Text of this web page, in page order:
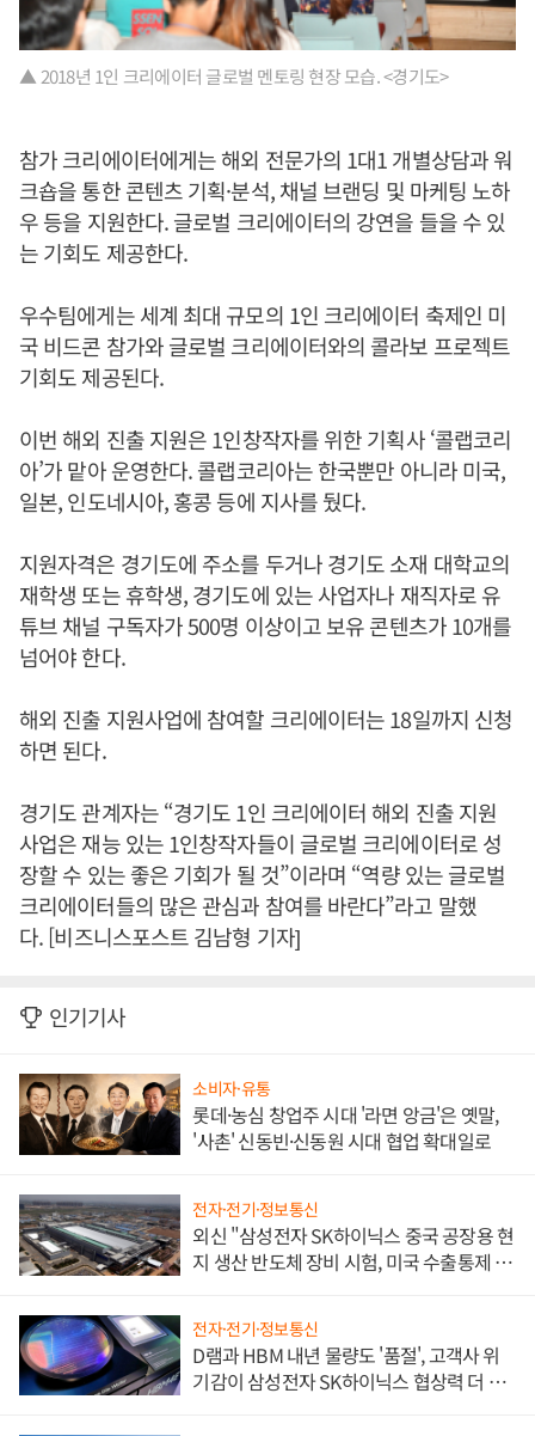
▲ 2018년 1인 크리에이터 글로벌 멘토링 현장 모습. <경기도>
참가 크리에이터에게는 해외 전문가의 1대1 개별상담과 워
크숍을 통한 콘텐츠 기획·분석, 채널 브랜딩 및 마케팅 노하
우 등을 지원한다. 글로벌 크리에이터의 강연을 들을 수 있
는 기회도 제공한다.
우수팀에게는 세계 최대 규모의 1인 크리에이터 축제인 미
국 비드콘 참가와 글로벌 크리에이터와의 콜라보 프로젝트
기회도 제공된다.
이번 해외 진출 지원은 1인창작자를 위한 기획사 ‘콜랩코리
아’가 맡아 운영한다. 콜랩코리아는 한국뿐만 아니라 미국,
일본, 인도네시아, 홍콩 등에 지사를 뒀다.
지원자격은 경기도에 주소를 두거나 경기도 소재 대학교의
재학생 또는 휴학생, 경기도에 있는 사업자나 재직자로 유
튜브 채널 구독자가 500명 이상이고 보유 콘텐츠가 10개를
넘어야 한다.
해외 진출 지원사업에 참여할 크리에이터는 18일까지 신청
하면 된다.
경기도 관계자는 “경기도 1인 크리에이터 해외 진출 지원
사업은 재능 있는 1인창작자들이 글로벌 크리에이터로 성
장할 수 있는 좋은 기회가 될 것”이라며 “역량 있는 글로벌
크리에이터들의 많은 관심과 참여를 바란다”라고 말했
다. [비즈니스포스트 김남형 기자]
인기기사
소비자·유통
롯데·농심 창업주 시대 '라면 앙금'은 옛말,
'사촌' 신동빈·신동원 시대 협업 확대일로
전자·전기·정보통신
외신 "삼성전자 SK하이닉스 중국 공장용 현
지 생산 반도체 장비 시험, 미국 수출통제 대
전자·전기·정보통신
D램과 HBM 내년 물량도 '품절', 고객사 위
기감이 삼성전자 SK하이닉스 협상력 더 키